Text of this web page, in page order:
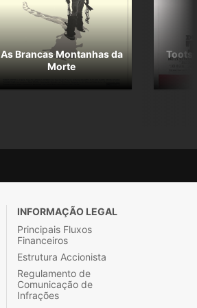
As Brancas Montanhas da
Morte
INFORMAÇÃO LEGAL
Principais Fluxos
Financeiros
Estrutura Accionista
Regulamento de
Comunicação de
Infrações